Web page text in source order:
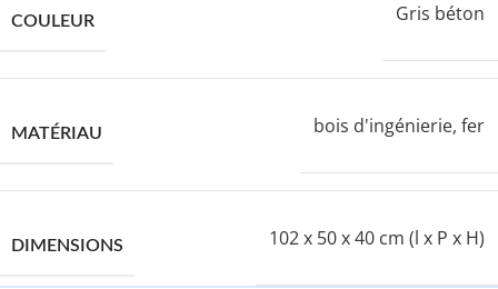
COULEUR Gris béton
MATÉRIAU bois d'ingénierie, fer
DIMENSIONS 102 x 50 x 40 cm (l x P x H)